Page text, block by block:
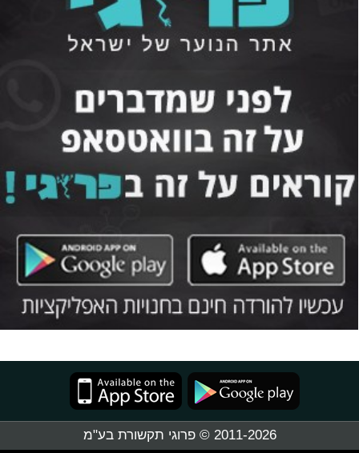
2011-2026 © פרוגי תקשורת בע"מ